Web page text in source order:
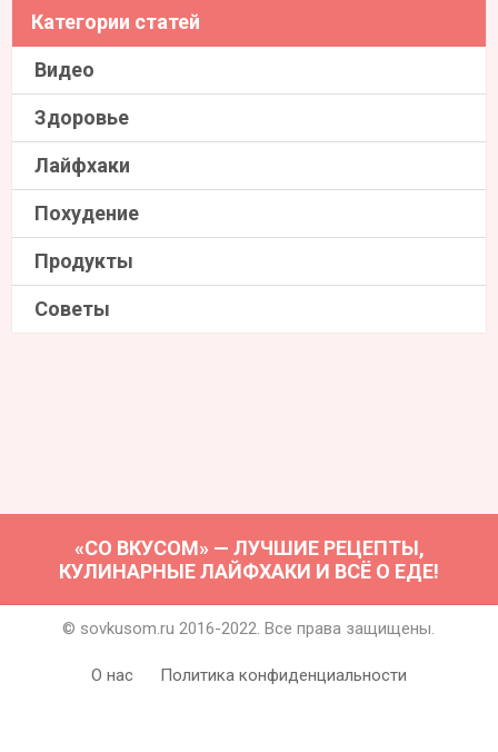
Категории статей
Видео
Здоровье
Лайфхаки
Похудение
Продукты
Советы
«СО ВКУСОМ» — ЛУЧШИЕ РЕЦЕПТЫ,
КУЛИНАРНЫЕ ЛАЙФХАКИ И ВСЁ О ЕДЕ!
© sovkusom.ru 2016-2022. Все права защищены.
О нас Политика конфиденциальности